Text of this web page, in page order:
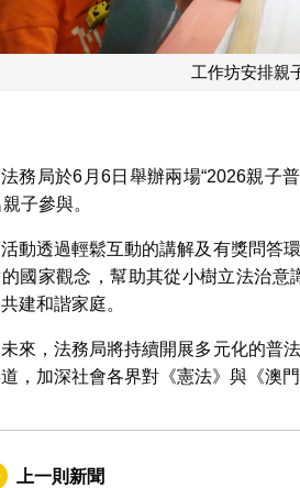
工作坊安排親
法務局於6月6日舉辦兩場“2026親子
子參與。
活動透過輕鬆互動的講解及有獎問答
的國家觀念，幫助其從小樹立法治
建和諧家庭。
未來，法務局將持續開展多元化的普
，加深社會各界對《憲法》與《澳門
上一則新聞